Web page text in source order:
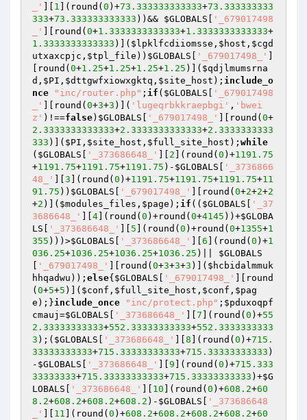
_'
1 ](round( 0 )+73.333333333333+73.333333333
333+73.333333333333 ))&& $GLOBALS
'_679017498
_'
][round( 0+1.3333333333333+1.3333333333333+
1.3333333333333 )]( $lpklfcdiiomsse , $host , $cgd
utxaxcpjc , $tpl_file )) $GLOBALS '_679017498_'
[round( 0+1.25+1.25+1.25+1.25 )]( $qdjlmumsrna
d , $PI , $dttgwfxiowxgktq , $site_host ); include_o
nce
"inc/router.php" ; if ( $GLOBALS
'_679017498
_'
][round( 0+3+3 )]( 'lugeqrbkkraepbgi' , 'bwei
z' )!==false) $GLOBALS '_679017498_' ][round( 0+
2.3333333333333+2.3333333333333+2.3333333333
333 )]( $PI , $site_host , $full_site_host ); while
( $GLOBALS '_373686648_' 2 ](round( 0 )+1191.75
+1191.75+1191.75+1191.75 )- $GLOBALS
'_3736866
48_'
3 ](round( 0 )+1191.75+1191.75+1191.75+11
91.75 )) $GLOBALS '_679017498_' ][round( 0+2+2+2
+2 )]( $modules_files , $page ); if (( $GLOBALS
'_37
3686648_'
4 ](round( 0 )+round( 0+4145 ))+$GLOBA
LS
'_373686648_' 5 ](round( 0 )+round( 0+1355+1
355 )))>$GLOBALS '_373686648_' 6 ](round( 0 )+1
036.25+1036.25+1036.25+1036.25 )|| $GLOBALS
'_679017498_' ][round( 0+3+3+3 )]( $hcbidalmmuk
hhqadwu )); else{ $GLOBALS '_679017498_'
][round
( 0+5+5 )]( $conf , $full_site_host , $conf , $pag
e );}include_once "inc/protect.php" ; $pduxoqpf
cmauj =$GLOBALS '_373686648_' 7 ](round( 0 )+55
2.33333333333+552.33333333333+552.3333333333
3 );( $GLOBALS '_373686648_' 8 ](round( 0 )+715.
33333333333+715.33333333333+715.33333333333 )
- $GLOBALS '_373686648_' 9 ](round( 0 )+715.333
33333333+715.33333333333+715.33333333333 )+$G
LOBALS
'_373686648_' 10 ](round( 0 )+608.2+60
8.2+608.2+608.2+608.2 )- $GLOBALS
'_373686648
_'
11 ](round( 0 )+608.2+608.2+608.2+608.2+60